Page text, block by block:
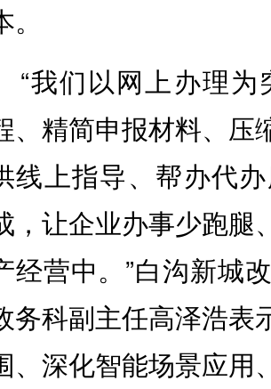
“我们以网上办理
、精简申报材料、压
线上指导、帮办代
，让企业办事少跑腿
经营中。”白沟新城
务科副主任高泽浩表
、深化智能场景应用